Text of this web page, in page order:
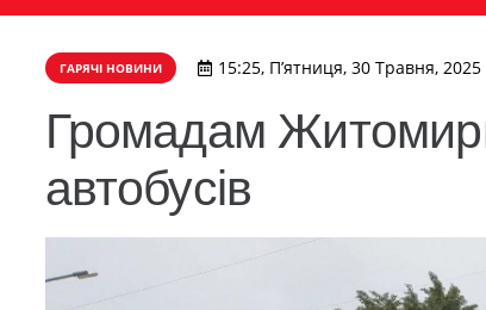
ГАРЯЧІ НОВИНИ 15:25, П’ятниця, 30 Травня, 2025
Громадам
автобусів